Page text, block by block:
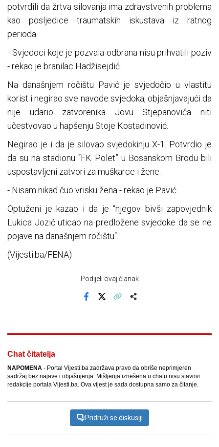
potvrdili da žrtva silovanja ima zdravstvenih problema
kao posljedice traumatskih iskustava iz ratnog
perioda.
- Svjedoci koje je pozvala odbrana nisu prihvatili poziv
- rekao je branilac Hadžisejdić.
Na današnjem ročištu Pavić je svjedočio u vlastitu
korist i negirao sve navode svjedoka, objašnjavajući da
nije udario zatvorenika Jovu Stjepanovića niti
učestvovao u hapšenju Stoje Kostadinović.
Negirao je i da je silovao svjedokinju X-1. Potvrdio je
da su na stadionu “FK Polet” u Bosanskom Brodu bili
uspostavljeni zatvori za muškarce i žene.
- Nisam nikad čuo vrisku žena - rekao je Pavić.
Optuženi je kazao i da je “njegov bivši zapovjednik
Lukica Jozić uticao na predložene svjedoke da se ne
pojave na današnjem ročištu“.
(Vijesti.ba/FENA)
Podijeli ovaj članak
Chat čitatelja
NAPOMENA - Portal Vijesti.ba zadržava pravo da obriše neprimjeren
sadržaj bez najave i objašnjenja. Mišljenja iznešena u chatu nisu stavovi
redakcije portala Vijesti.ba. Ova vijest je sada dostupna samo za čitanje.
Pridruži se diskusiji